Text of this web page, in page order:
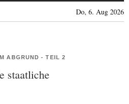
Do, 6. Aug 2026
ABGRUND - TEIL 2
staatliche